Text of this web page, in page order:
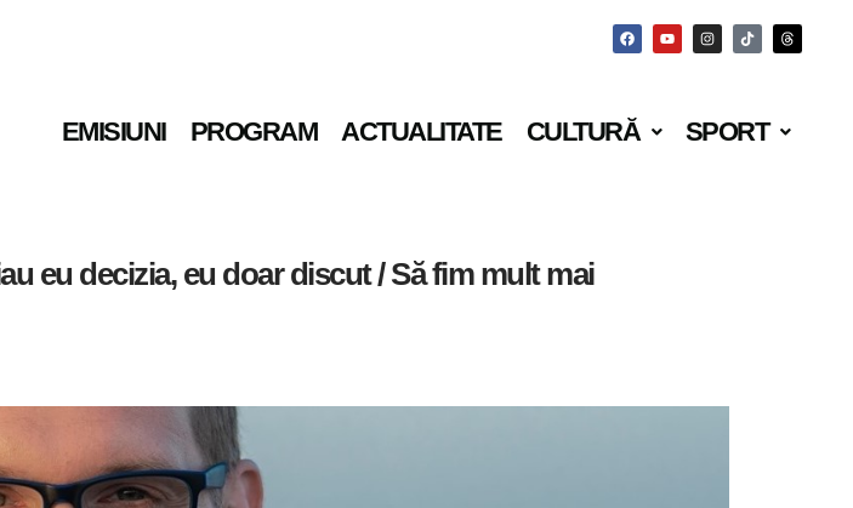
EMISIUNI PROGRAM ACTUALITATE CULTURĂ SPORT
eu decizia, eu doar discut / Să fim mult mai